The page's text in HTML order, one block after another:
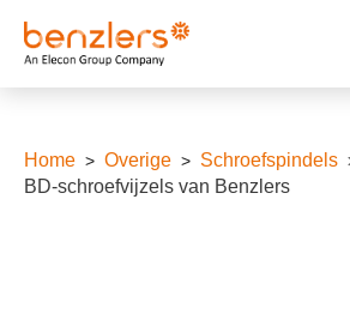
Home Overige
Schroefspindels
BD-schroefvijzels van Benzlers